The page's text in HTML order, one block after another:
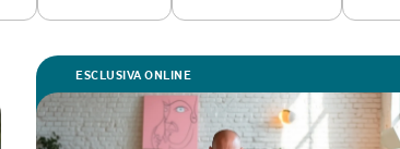
ESCLUSIVA ONLINE